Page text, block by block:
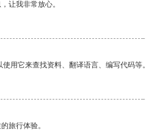
让我非常放心。
用它来查找资料、翻译语言、编写代码等。
旅行体验。